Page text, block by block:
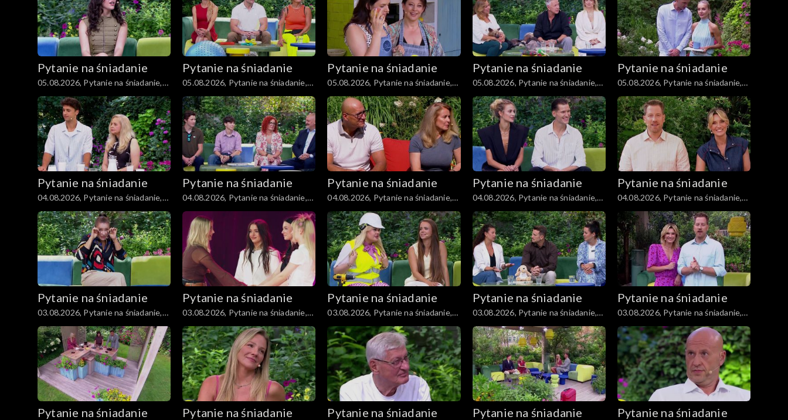
Gwiazdy
Scena Pnś
Ludzie
Zdrowie
Porady
Czerwony Dywan
Aktualności
Uroda
Moda
Materiały
Odcinki
Pytanie na śniadanie
05.08.2026, Pytanie na śniadanie,
część 5
Pytanie na śniadanie
05.08.2026, Pytanie na śniadanie,
część 4
Pytanie na śniadanie
05.08.2026, Pytanie na śniadanie,
część 3
Pytanie na śniadanie
05.08.2026, Pytanie na śniadanie,
część 2
Pytanie na śniadanie
05.08.2026, Pytanie na śniadanie,
część 1
Pytanie na śniadanie
04.08.2026, Pytanie na śniadanie,
część 5
Pytanie na śniadanie
04.08.2026, Pytanie na śniadanie,
część 4
Pytanie na śniadanie
04.08.2026, Pytanie na śniadanie,
część 3
Pytanie na śniadanie
04.08.2026, Pytanie na śniadanie,
część 2
Pytanie na śniadanie
04.08.2026, Pytanie na śniadanie,
część 1
Pytanie na śniadanie
03.08.2026, Pytanie na śniadanie,
część 5
Pytanie na śniadanie
03.08.2026, Pytanie na śniadanie,
część 4
Pytanie na śniadanie
03.08.2026, Pytanie na śniadanie,
część 3
Pytanie na śniadanie
03.08.2026, Pytanie na śniadanie,
część 2
Pytanie na śniadanie
03.08.2026, Pytanie na śniadanie,
część 1
Pytanie na śniadanie Pytanie na śniadanie Pytanie na śniadanie Pytanie na śniadanie Pytanie na śniadanie